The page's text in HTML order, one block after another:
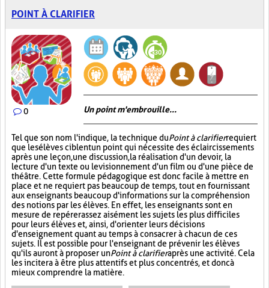
POINT À CLARIFIER
0 Un point m'embrouille...
Tel que son nom l'indique, la technique duPoint à clarifierrequiert
que les élèves ciblent un point qui nécessite des éclaircissements
après une leçon, une discussion, la réalisation d'un devoir, la
lecture d'un texte ou le visionnement d'un film ou d'une pièce de
théâtre. Cette formule pédagogique est donc facile à mettre en
place et ne requiert pas beaucoup de temps, tout en fournissant
aux enseignants beaucoup d'informations sur la compréhension
des notions par les élèves. En effet, les enseignants sont en
mesure de repérer assez aisément les sujets les plus difficiles
pour leurs élèves et, ainsi, d'orienter leurs décisions
d'enseignement quant au temps à consacrer à chacun de ces
sujets. Il est possible pour l'enseignant de prévenir les élèves
qu'ils auront à proposer unPoint à clarifieraprès une activité. Cela
les incitera à être plus attentifs et plus concentrés, et donc à
mieux comprendre la matière.